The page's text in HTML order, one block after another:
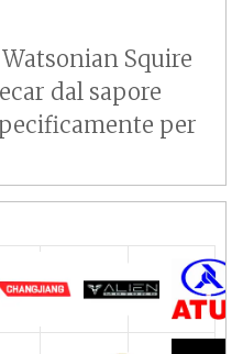
Squire
dal sapore
per